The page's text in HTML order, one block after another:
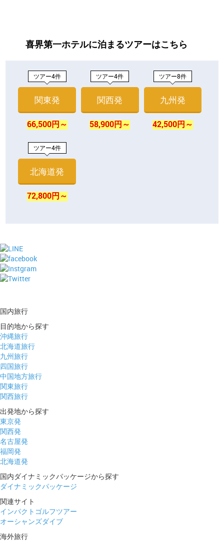
喜界第一ホテルに泊まるツアーはこちら
ツアー4件
関東発
66,500円～
ツアー4件
関西発
58,900円～
ツアー8件
九州発
42,500円～
ツアー4件
北海道発
72,800円～
国内旅行
目的地から探す
沖縄旅行
北海道旅行
九州旅行
四国旅行
中国地方旅行
関東旅行
関西旅行
出発地から探す
東京発
関西発
名古屋発
福岡発
北海道発
国内ダイナミックパッケージから探す
ダイナミックパッケージ
関連サイト
インパクトゴルフツアー
オーシャンズダイブ
海外旅行